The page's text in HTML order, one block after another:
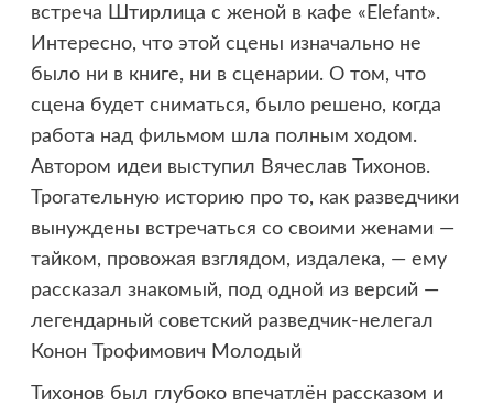
встреча Штирлица с женой в кафе «Elefant».
Интересно, что этой сцены изначально не
было ни в книге, ни в сценарии. О том, что
сцена будет сниматься, было решено, когда
работа над фильмом шла полным ходом.
Автором идеи выступил Вячеслав Тихонов.
Трогательную историю про то, как разведчики
вынуждены встречаться со своими женами —
тайком, провожая взглядом, издалека, — ему
рассказал знакомый, под одной из версий —
легендарный советский разведчик-нелегал
Конон Трофимович Молодый
Тихонов был глубоко впечатлён рассказом и